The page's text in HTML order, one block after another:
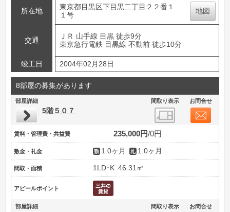
所在地
東京都目黒区下目黒二丁目２２番１
１号
地図
交通
ＪＲ 山手線 目黒 徒歩9分
東京急行電鉄 目黒線 不動前 徒歩10分
竣工日 2004年02月28日
8部屋の募集があります
部屋詳細 間取り表示 お問合せ
5階５０７
賃料・管理費・共益費 235,000円 0円
敷金・礼金 1.0ヶ月 1.0ヶ月
間取・面積 1LD･K 46.31㎡
アピールポイント
部屋詳細 間取り表示 お問合せ